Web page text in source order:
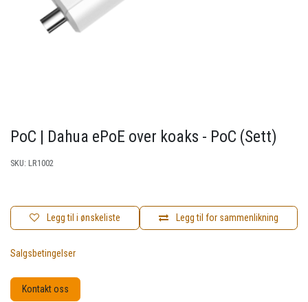
PoC | Dahua ePoE over koaks - PoC (Sett)
SKU: LR1002
Legg til for sammenlikning
Legg til i ønskeliste
Salgsbetingelser
Kontakt oss